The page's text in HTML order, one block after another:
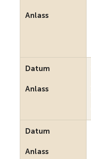
Anlass
Datum
Anlass
Datum
Anlass